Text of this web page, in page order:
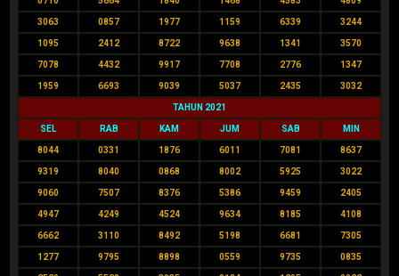
3063 0857 1977 1159 6339 3244
1095 2412 8722 9638 1341 3570
7078 4432 9917 7708 2776 1347
1959 6693 9039 5037 2435 3032
TAHUN 2021
SEL RAB KAM JUM SAB MIN
8044 0331 1876 6011 7081 8637
9319 8040 0868 8002 5925 3022
9060 7507 8376 5386 9459 2405
4947 4249 4524 9634 8185 4108
6662 3110 8492 5198 6681 7305
1277 9795 8898 0559 9735 0835